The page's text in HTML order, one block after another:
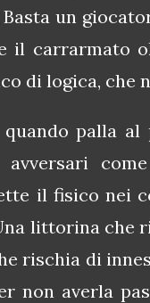
Basta un
carrarmato
di logica, che
palla
il fisico nei
littorina che
rischia di
non averla